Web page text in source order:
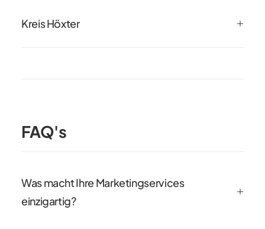
Kreis Höxter
FAQ's
Was macht Ihre Marketingservices
einzigartig?